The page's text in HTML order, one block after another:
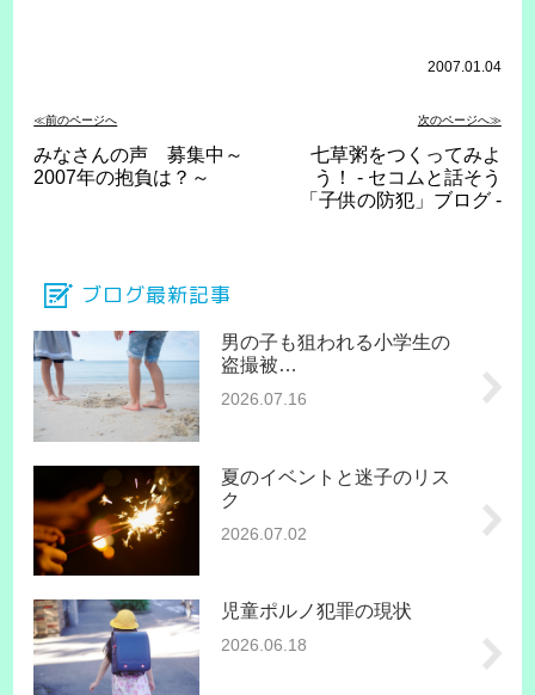
2007.01.04
≪前のページへ 次のページへ≫
みなさんの声 募集中～
2007年の抱負は？～
七草粥をつくってみよ
う！ - セコムと話そう
「子供の防犯」ブログ -
ブログ最新記事
男の子も狙われる小学生の
盗撮被…
2026.07.16
夏のイベントと迷子のリス
ク
2026.07.02
児童ポルノ犯罪の現状
2026.06.18